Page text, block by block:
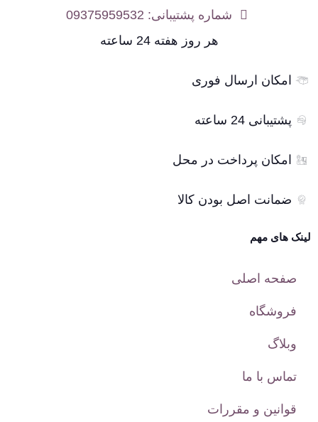
شماره پشتیبانی: 09375959532
هر روز هفته 24 ساعته
امکان ارسال فوری
پشتیبانی 24 ساعته
امکان پرداخت در محل
ضمانت اصل بودن کالا
لینک های مهم
صفحه اصلی
فروشگاه
وبلاگ
تماس با ما
قوانین و مقررات